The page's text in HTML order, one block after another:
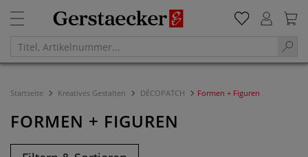
Startseite Kreatives Gestalten DÉCOPATCH Formen + Figuren
FORMEN + FIGUREN